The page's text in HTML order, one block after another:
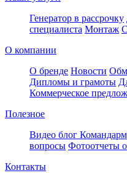
Генератор в рассрочку
специалиста Монтаж
О компании
О бренде Новости
Дипломы и грамоты
Коммерческое
Полезное
Видео блог Командарм
вопросы Фотоотчеты
Контакты